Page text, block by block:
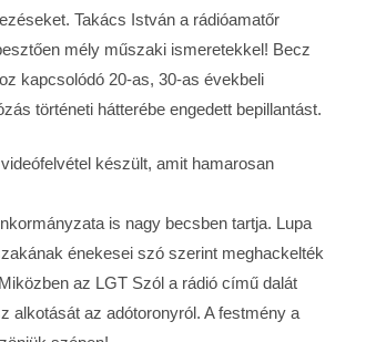
Takács István a rádióamatőr
mély műszaki ismeretekkel! Becz
kapcsolódó 20-as, 30-as évekbeli
történeti hátterébe engedett bepillantást.
készült, amit hamarosan
is nagy becsben tartja. Lupa
énekesei szó szerint meghackelték
az LGT Szól a rádió című dalát
alkotását az adótoronyról. A festmény a